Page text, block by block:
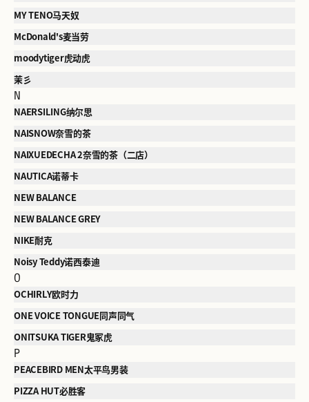
MY TENO马天奴
McDonald's麦当劳
moodytiger虎动虎
茉彡
N
NAERSILING纳尔思
NAISNOW奈雪的茶
NAIXUEDECHA 2奈雪的茶（二店）
NAUTICA诺蒂卡
NEW BALANCE
NEW BALANCE GREY
NIKE耐克
Noisy Teddy诺西泰迪
O
OCHIRLY欧时力
ONE VOICE TONGUE同声同气
ONITSUKA TIGER鬼冢虎
P
PEACEBIRD MEN太平鸟男装
PIZZA HUT必胜客